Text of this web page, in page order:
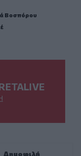
Βοσπόρου
Δημοφιλή